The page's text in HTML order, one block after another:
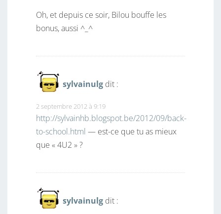
Oh, et depuis ce soir, Bilou bouffe les
bonus, aussi ^_^
sylvainulg dit :
2 septembre 2012 à 9:19
http://sylvainhb.blogspot.be/2012/09/back-
to-school.html — est-ce que tu as mieux
que « 4U2 » ?
sylvainulg dit :